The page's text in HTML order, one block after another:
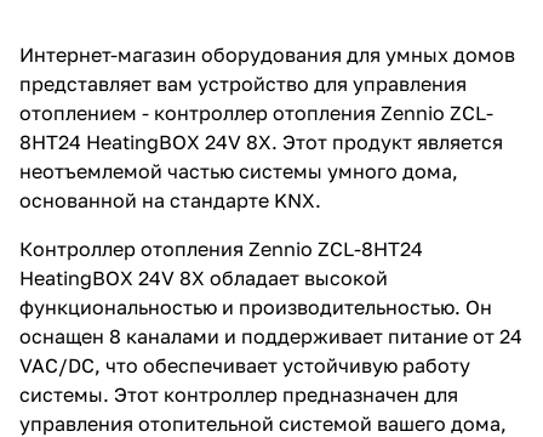
Интернет-магазин оборудования для умных домов
представляет вам устройство для управления
отоплением - контроллер отопления Zennio ZCL-
8HT24 HeatingBOX 24V 8X. Этот продукт является
неотъемлемой частью системы умного дома,
основанной на стандарте KNX.
Контроллер отопления Zennio ZCL-8HT24
HeatingBOX 24V 8X обладает высокой
функциональностью и производительностью. Он
оснащен 8 каналами и поддерживает питание от 24
VAC/DC, что обеспечивает устойчивую работу
системы. Этот контроллер предназначен для
управления отопительной системой вашего дома,